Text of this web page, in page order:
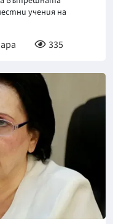
учения на
335